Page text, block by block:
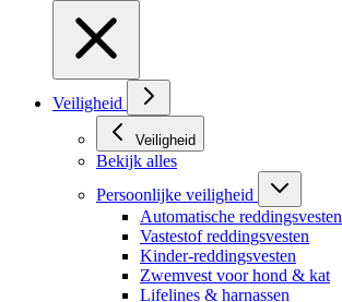
Veiligheid
Veiligheid
Bekijk alles
Persoonlijke veiligheid
Automatische reddingsvesten
Vastestof reddingsvesten
Kinder-reddingsvesten
Zwemvest voor hond & kat
Lifelines & harnassen